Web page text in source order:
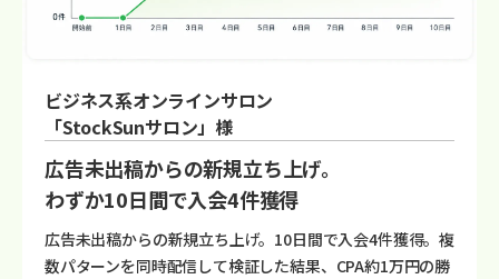
ビジネス系オンラインサロン
「StockSunサロン」様
広告未出稿からの新規立ち上げ。
わずか10日間で入会4件獲得
広告未出稿からの新規立ち上げ。10日間で入会4件獲得。複
数パターンを同時配信して検証した結果、CPA約1万円の勝